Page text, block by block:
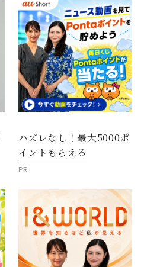
ハズレなし！最大5000ポ
イントもらえる
PR